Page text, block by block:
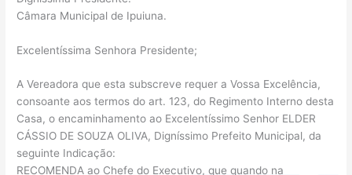
Câmara Municipal de Ipuiuna.
Excelentíssima Senhora Presidente;
A Vereadora que esta subscreve requer a Vossa Excelência,
consoante aos termos do art. 123, do Regimento Interno desta
Casa, o encaminhamento ao Excelentíssimo Senhor ELDER
CÁSSIO DE SOUZA OLIVA, Digníssimo Prefeito Municipal, da
seguinte Indicação:
RECOMENDA ao Chefe do Executivo, que quando na